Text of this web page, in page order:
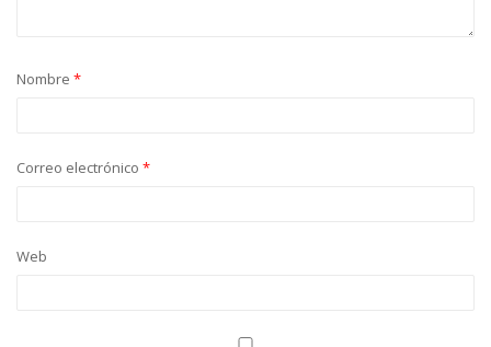
Nombre *
Correo electrónico *
Web